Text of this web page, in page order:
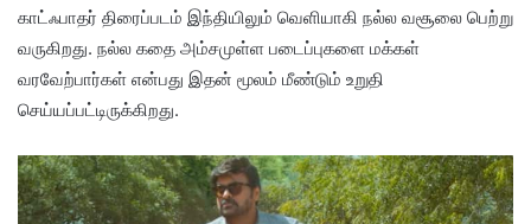
காட்ஃபாதர் திரைப்படம் இந்தியிலும் வெளியாகி நல்ல வசூலை பெற்று
வருகிறது. நல்ல கதை அம்சமுள்ள படைப்புகளை மக்கள்
வரவேற்பார்கள் என்பது இதன் மூலம் மீண்டும் உறுதி
செய்யப்பட்டிருக்கிறது.